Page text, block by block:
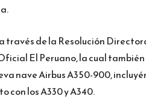
través de la Resolución
El Peruano, la cual
nave Airbus A350-900,
los A330 y A340.